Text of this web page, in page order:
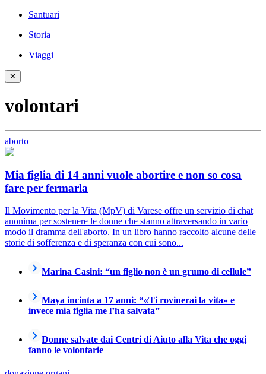
Santuari
Storia
Viaggi
✕
volontari
aborto
Mia figlia di 14 anni vuole abortire e non so cosa
fare per fermarla
Il Movimento per la Vita (MpV) di Varese offre un servizio di chat
anonima per sostenere le donne che stanno attraversando in vario
modo il dramma dell'aborto. In un libro hanno raccolto alcune delle
storie di sofferenza e di speranza con cui sono...
Marina Casini: “un figlio non è un grumo di cellule”
Maya incinta a 17 anni: “«Ti rovinerai la vita» e
invece mia figlia me l’ha salvata”
Donne salvate dai Centri di Aiuto alla Vita che oggi
fanno le volontarie